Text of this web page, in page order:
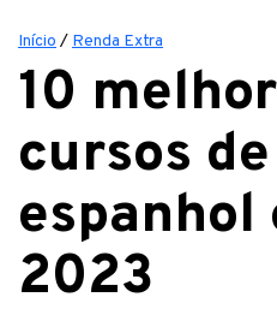
Início / Renda Extra
10
cursos de
espanhol
2023